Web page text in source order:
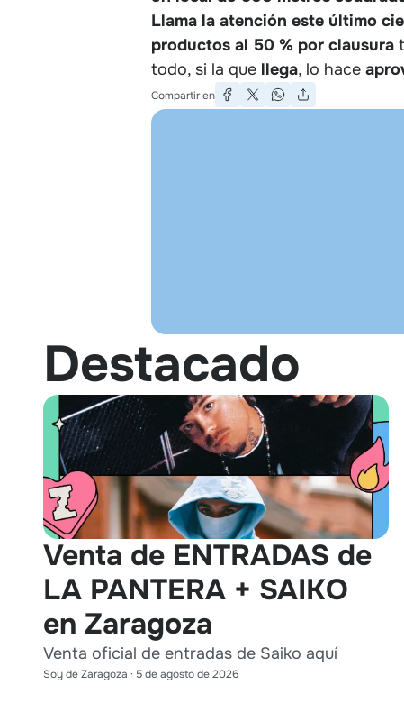
Llama la atención este último
productos al 50 % por clausura
todo, si la que llega, lo hace
Compartir en
Destacado
Venta de ENTRADAS de
LA PANTERA + SAIKO
en Zaragoza
Venta oficial de entradas de Saiko aquí
Soy de Zaragoza · 5 de agosto de 2026